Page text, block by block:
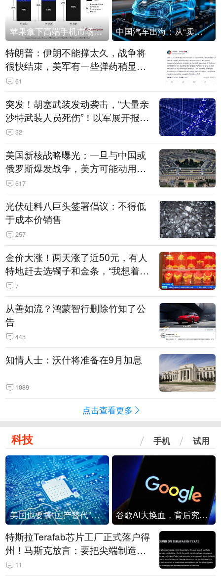
苹果拿下高端手机市场65%的份额：iPhone 17系列功不可没 中国汽车出海：从“卖出去”到“走进去”
特朗普：伊朗不能撑太久，战争将
很快结束，美军有一些弹药稍显紧
张！伊朗公布拟议的海峡管理文本
61
突发！胡塞武装发动袭击，“大量亲
沙特武装人员死伤”！以军展开报复
性空袭
32
美国新核战略曝光：一旦与中国或
俄罗斯爆发战争，美方可能动用战
术核武器
617
光伏硅料八巨头签署倡议：不得低
于成本价销售
257
金价大涨！两天涨了近50元，有人
特地赶去选镯子和金条，“我想着买
起来可以保值，小批量进一些货”
7
从善如流？鸿蒙智行删除竹知了公
告
445
知情人士：沃什将准备在9月加息
1089
点击查看更多
科技 手机 试用
美国也要搞“国产替代”？先算清三笔账 谷歌AI大换血，背后究竟发生了什么？
特斯拉Terafab芯片工厂正式落户得
州！马斯克放言：要把尖端制造带
回美国
11